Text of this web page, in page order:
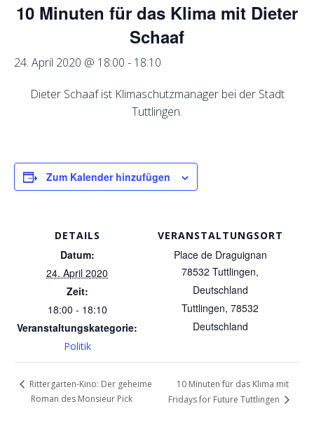
10 Minuten für das Klima mit Dieter
Schaaf
24. April 2020 @ 18:00 - 18:10
Dieter Schaaf ist Klimaschutzmanager bei der Stadt
Tuttlingen.
Zum Kalender hinzufügen
DETAILS
Datum:
24. April 2020
Zeit:
18:00 - 18:10
Veranstaltungskategorie:
Politik
VERANSTALTUNGSORT
Place de Draguignan
78532 Tuttlingen,
Deutschland
Tuttlingen, 78532
Deutschland
Rittergarten-Kino: Der geheime
Roman des Monsieur Pick
10 Minuten für das Klima mit
Fridays for Future Tuttlingen